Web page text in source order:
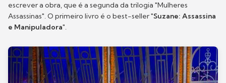
escrever a obra, que é a segunda da trilogia "Mulheres
Assassinas". O primeiro livro é o best-seller "Suzane: Assassina
e Manipuladora".